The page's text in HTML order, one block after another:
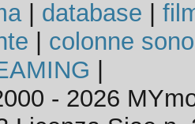
| database
colonne
- 2026